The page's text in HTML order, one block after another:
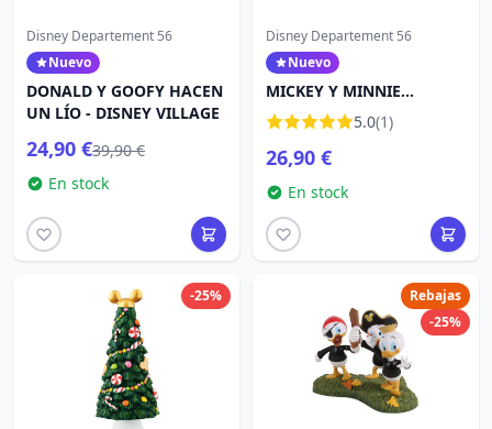
Disney Departement 56
Nuevo
DONALD Y GOOFY HACEN
UN LÍO - DISNEY VILLAGE
24,90 €39,90 €
En stock
Disney Departement 56
Nuevo
MICKEY Y MINNIE
COMPARTEN UN
CHOCOLATE - DISNEY
VILLAGE
5.0(1)
26,90 €
En stock
-25%
Rebajas
-25%